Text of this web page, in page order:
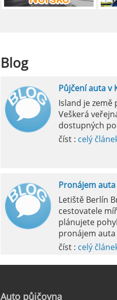
Blog
Půjčení auta
Půjčení auta v
Island je
Veškerá
dostupných
číst : celý
Pronájem
Letiště Berlín
cestovatele
plánujete
pronájem
číst : celý
Letiště
Auto půjčovna